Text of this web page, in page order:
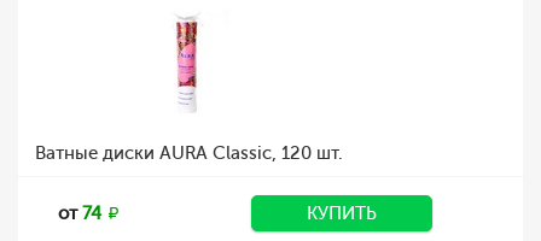
Ватные диски AURA Classic, 120 шт.
от74 КУПИТЬ